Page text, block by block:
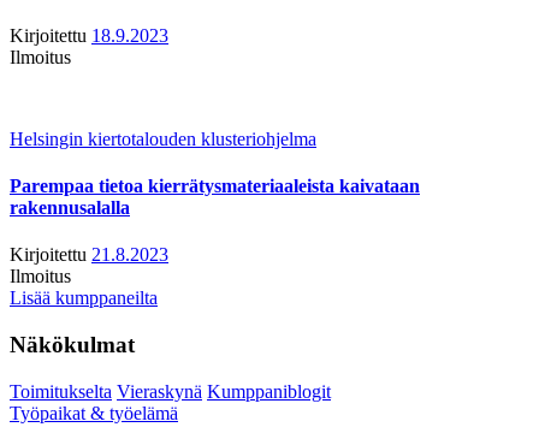
Kirjoitettu 18.9.2023
Ilmoitus
Helsingin kiertotalouden klusteriohjelma
Parempaa tietoa kierrätysmateriaaleista kaivataan
rakennusalalla
Kirjoitettu 21.8.2023
Ilmoitus
Lisää kumppaneilta
Näkökulmat
Toimitukselta Vieraskynä Kumppaniblogit
Työpaikat & työelämä